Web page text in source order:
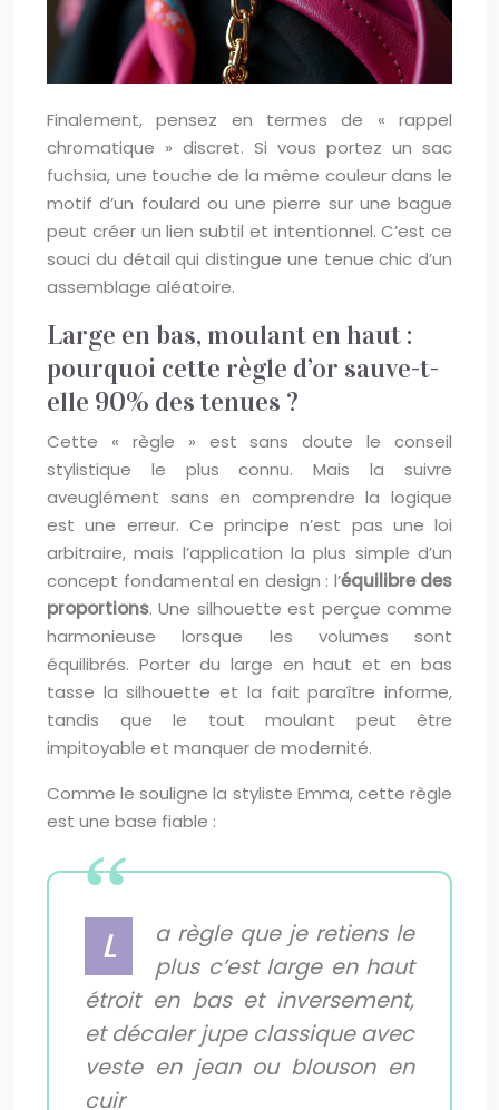
Finalement, pensez en termes de « rappel
chromatique » discret. Si vous portez un sac
fuchsia, une touche de la même couleur dans le
motif d’un foulard ou une pierre sur une bague
peut créer un lien subtil et intentionnel. C’est ce
souci du détail qui distingue une tenue chic d’un
assemblage aléatoire.
Large en bas, moulant en haut :
pourquoi cette règle d’or sauve-t-
elle 90% des tenues ?
Cette « règle » est sans doute le conseil
stylistique le plus connu. Mais la suivre
aveuglément sans en comprendre la logique
est une erreur. Ce principe n’est pas une loi
arbitraire, mais l’application la plus simple d’un
concept fondamental en design : l’équilibre des
proportions. Une silhouette est perçue comme
harmonieuse lorsque les volumes sont
équilibrés. Porter du large en haut et en bas
tasse la silhouette et la fait paraître informe,
tandis que le tout moulant peut être
impitoyable et manquer de modernité.
Comme le souligne la styliste Emma, cette règle
est une base fiable :
L
a règle que je retiens le
plus c’est large en haut
étroit en bas et inversement,
et décaler jupe classique avec
veste en jean ou blouson en
cuir